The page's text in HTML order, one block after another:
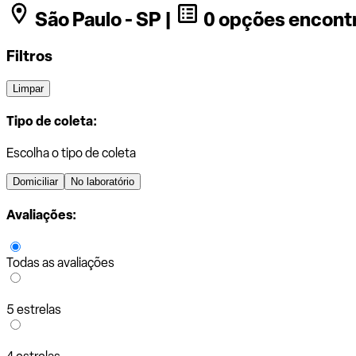
São Paulo - SP |
0 opções
Filtros
Limpar
Tipo de coleta:
Escolha o tipo de coleta
Domiciliar No laboratório
Avaliações:
Todas as avaliações
5 estrelas